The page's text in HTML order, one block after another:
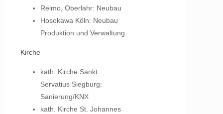
Reimo, Oberlahr: Neubau
Hosokawa Köln: Neubau
Produktion und Verwaltung
Kirche
kath. Kirche Sankt
Servatius Siegburg:
Sanierung/KNX
kath. Kirche St. Johannes